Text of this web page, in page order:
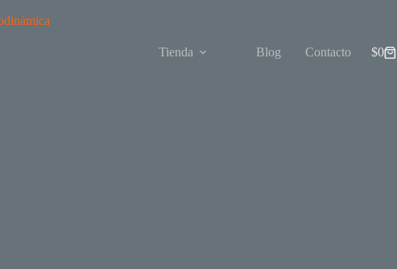
Tienda Blog Contacto
Carro
$0